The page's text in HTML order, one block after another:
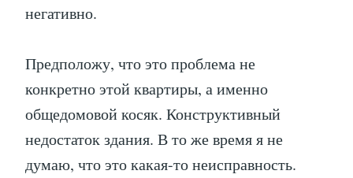
негативно.
Предположу, что это проблема не
конкретно этой квартиры, а именно
общедомовой косяк. Конструктивный
недостаток здания. В то же время я не
думаю, что это какая-то неисправность.